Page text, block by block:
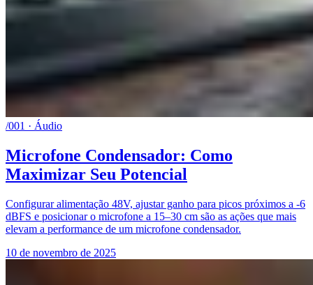
/001 · Áudio
Microfone Condensador: Como
Maximizar Seu Potencial
Configurar alimentação 48V, ajustar ganho para picos próximos a -6
dBFS e posicionar o microfone a 15–30 cm são as ações que mais
elevam a performance de um microfone condensador.
10 de novembro de 2025